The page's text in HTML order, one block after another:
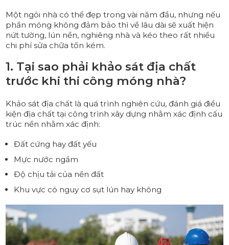
Một ngôi nhà có thể đẹp trong vài năm đầu, nhưng nếu
phần móng không đảm bảo thì về lâu dài sẽ xuất hiện
nứt tường, lún nền, nghiêng nhà và kéo theo rất nhiều
chi phí sửa chữa tốn kém.
1. Tại sao phải khảo sát địa chất
trước khi thi công móng nhà?
Khảo sát địa chất là quá trình nghiên cứu, đánh giá điều
kiện địa chất tại công trình xây dựng nhằm xác định cấu
trúc nền nhằm xác định:
Đất cứng hay đất yếu
Mực nước ngầm
Độ chịu tải của nền đất
Khu vực có nguy cơ sụt lún hay không